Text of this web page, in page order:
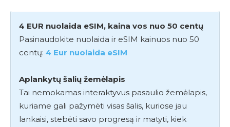
4 EUR nuolaida eSIM, kaina vos nuo 50 centų
Pasinaudokite nuolaida ir eSIM kainuos nuo 50
centų: 4 Eur nuolaida eSIM
Aplankytų šalių žemėlapis
Tai nemokamas interaktyvus pasaulio žemėlapis,
kuriame gali pažymėti visas šalis, kuriose jau
lankaisi, stebėti savo progresą ir matyti, kiek